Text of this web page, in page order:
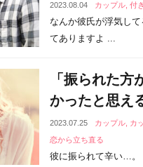
2023.08.04 カップル ,付
なんか彼氏が浮気し
てありますよ ...
「振られた
かったと思え
2023.07.25 カップル カ
恋から立ち直る
彼に振られて辛い…。